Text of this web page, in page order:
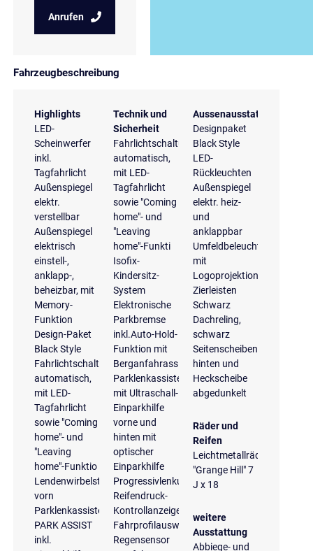
Anrufen
Fahrzeugbeschreibung
Highlights
LED-
Scheinwerfer
inkl.
Tagfahrlicht
Außenspiegel
elektr.
verstellbar
Außenspiegel
elektrisch
einstell-,
anklapp-,
beheizbar, mit
Memory-
Funktion
Design-Paket
Black Style
Fahrlichtschaltung
automatisch,
mit LED-
Tagfahrlicht
sowie "Coming
home"- und
"Leaving
home"-Funktio
Lendenwirbelstützen
vorn
Parklenkassistent
PARK ASSIST
inkl.
Technik und
Sicherheit
Fahrlichtschaltung
automatisch,
mit LED-
Tagfahrlicht
sowie "Coming
home"- und
"Leaving
home"-Funkti
Isofix-
Kindersitz-
System
Elektronische
Parkbremse
inkl.Auto-Hold-
Funktion mit
Berganfahrassistent
Parklenkassistent
mit Ultraschall-
Einparkhilfe
vorne und
hinten mit
optischer
Einparkhilfe
Progressivlenkung
Reifendruck-
Kontrollanzeige
Fahrprofilauswahl
Regensensor
Aussenausstattung
Designpaket
Black Style
LED-
Rückleuchten
Außenspiegel
elektr. heiz-
und
anklappbar
Umfeldbeleuchtung
mit
Logoprojektion
Zierleisten
Schwarz
Dachreling,
schwarz
Seitenscheiben
hinten und
Heckscheibe
abgedunkelt
Räder und
Reifen
Leichtmetallräder
"Grange Hill" 7
J x 18
weitere
Ausstattung
Abbiege- und